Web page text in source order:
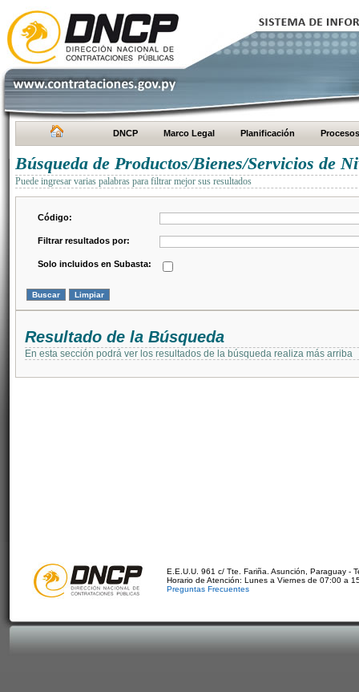
DNCP Marco Legal Planificación Procesos
Búsqueda de Productos/Bienes/Servicios de
Puede ingresar varias palabras para filtrar mejor sus resultados
Código:
Filtrar resultados por:
Solo incluidos en Subasta:
Resultado de la Búsqueda
En esta sección podrá ver los resultados de la búsqueda realiza más arriba
E.E.U.U. 961 c/ Tte. Fariña. Asunción, Paraguay -
Horario de Atención: Lunes a Viernes de 07:00 a
Preguntas Frecuentes